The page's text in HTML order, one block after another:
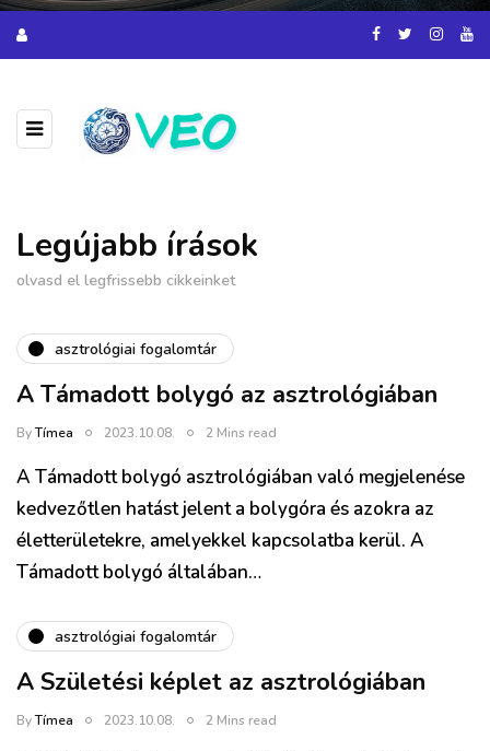
Legújabb írások
olvasd el legfrissebb cikkeinket
asztrológiai fogalomtár
A Támadott bolygó az asztrológiában
ByTímea 2023.10.08. 2 Mins read
A Támadott bolygó asztrológiában való megjelenése
kedvezőtlen hatást jelent a bolygóra és azokra az
életterületekre, amelyekkel kapcsolatba kerül. A
Támadott bolygó általában…
asztrológiai fogalomtár
A Születési képlet az asztrológiában
ByTímea 2023.10.08. 2 Mins read